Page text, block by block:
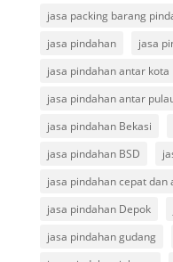
jasa packing barang
jasa pindahan
jasa
jasa pindahan antar kota
jasa pindahan antar
jasa pindahan Bekasi
jasa pindahan BSD
jasa pindahan cepat dan
jasa pindahan Depok
jasa pindahan gudang